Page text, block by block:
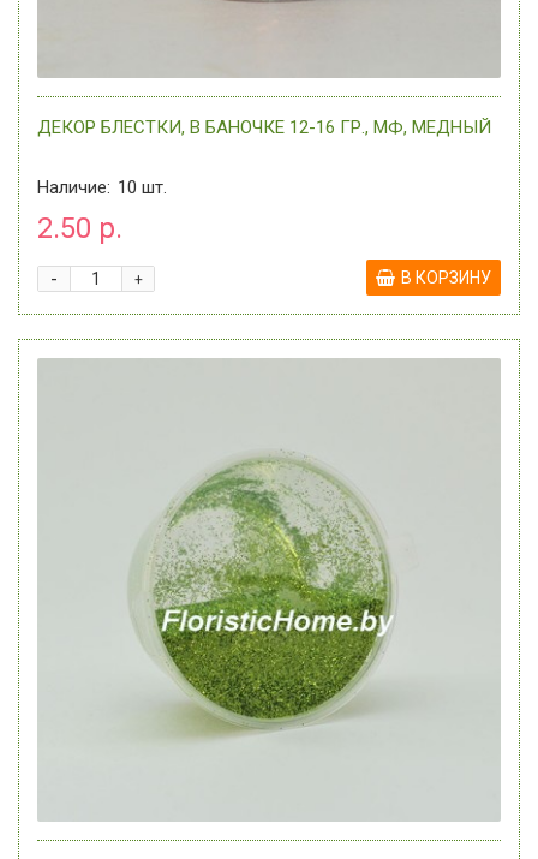
ДЕКОР БЛЕСТКИ, В БАНОЧКЕ 12-16 ГР., МФ, МЕДНЫЙ
Наличие: 10 шт.
2.50 р.
+
- В КОРЗИНУ